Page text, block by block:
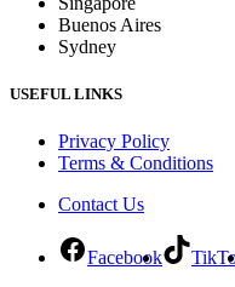
Buenos Aires
Sydney
USEFUL LINKS
Privacy Policy
Terms & Conditions
Contact Us
Facebook